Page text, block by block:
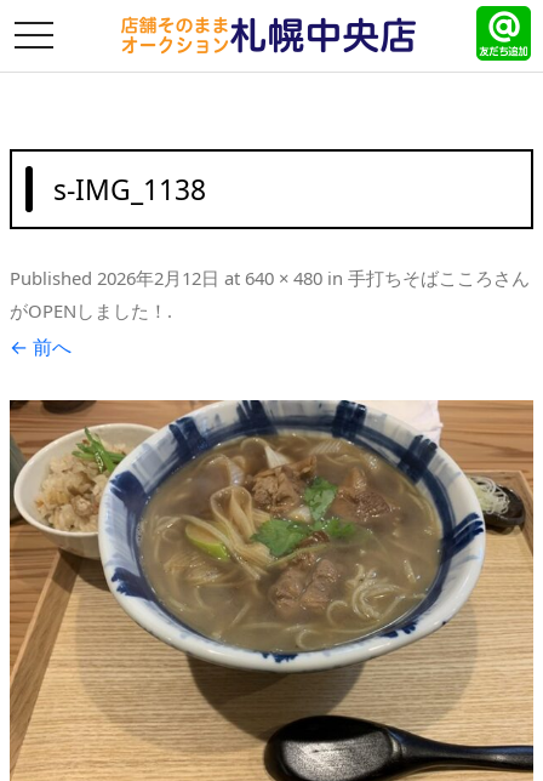
toggle
s-IMG_1138
Published 2026年2月12日 at 640 × 480 in 手打ちそばこころさん
がOPENしました！ .
← 前へ